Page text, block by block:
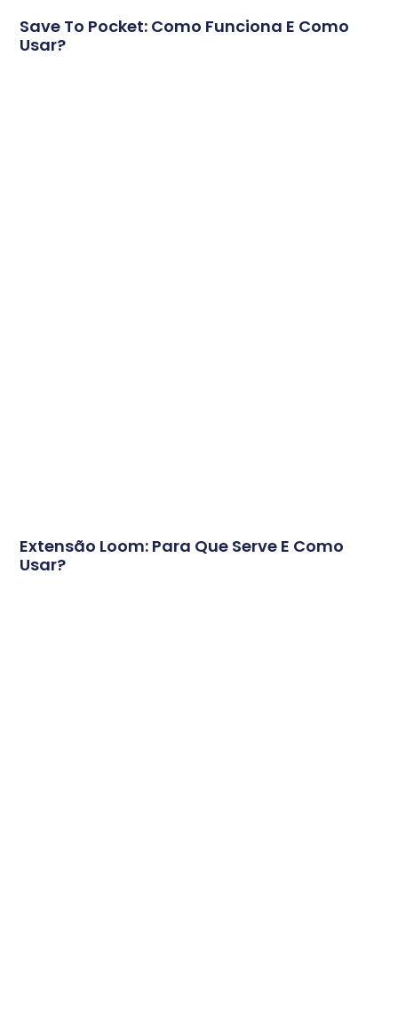
Save To Pocket: Como Funciona E Como
Usar?
Extensão Loom: Para Que Serve E Como
Usar?